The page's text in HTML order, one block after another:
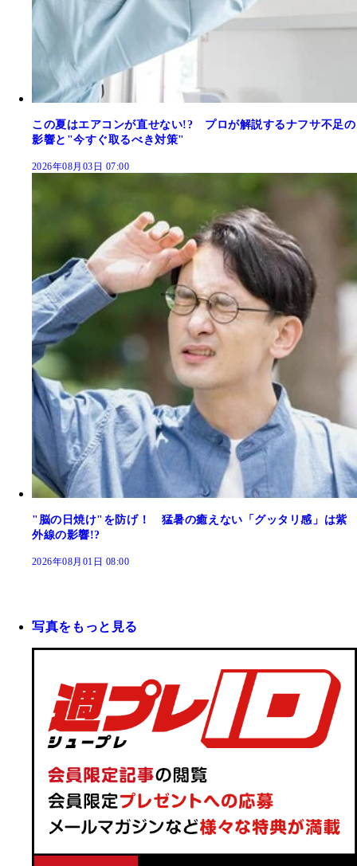
この夏はエアコンが直せない!? プロが解説するナフサ不足の
影響と"今すぐ取るべき対策"
2026年08月03日 07:00
"脳の日焼け"を防げ！ 猛暑の癒えない「グッタリ感」は紫
外線の影響!?
2026年08月01日 08:00
写真をもっと見る